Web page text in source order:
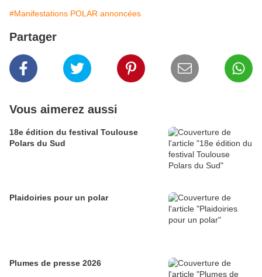
#Manifestations POLAR annoncées
Partager
Vous aimerez aussi
18e édition du festival Toulouse
Polars du Sud
Plaidoiries pour un polar
Plumes de presse 2026